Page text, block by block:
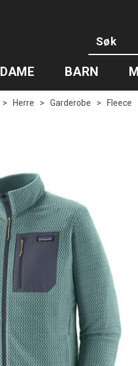
DAME BARN
> Herre > Garderobe > Fleece